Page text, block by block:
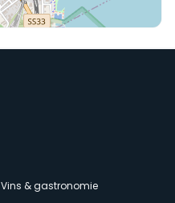
Vins & gastronomie